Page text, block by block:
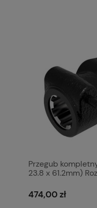
Przegub
23.8 x 61.2mm)
Referencyjny:
474,00 zł